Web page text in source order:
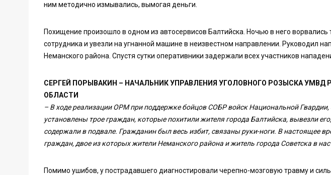
ним методично измывались, вымогая деньги.
Похищение произошло в одном из автосервисов Балтийска. Ночью в него ворвались
сотрудника и увезли на угнанной машине в неизвестном направлении. Руководил
Неманского района. Спустя сутки оперативники задержали всех участников
СЕРГЕЙ ПОРЫВАКИН – НАЧАЛЬНИК УПРАВЛЕНИЯ УГОЛОВНОГО РОЗЫСКА УМВД
ОБЛАСТИ
– В ходе реализации ОРМ при поддержке бойцов СОБР войск Национальной
установлены трое граждан, которые похитили жителя города Балтийска, вывезли
содержали в подвале. Гражданин был весь избит, связаны руки-ноги. В настоящее
граждан, двое из которых жители Неманского района и житель города Советска в
Помимо ушибов, у пострадавшего диагностировали черепно-мозговую травму и